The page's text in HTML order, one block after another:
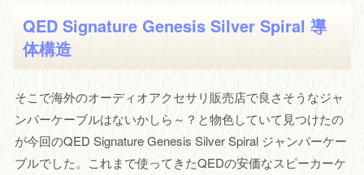
QED Signature Genesis Silver Spiral 導
体構造
そこで海外のオーディオアクセサリ販売店で良さそうなジャ
ンパーケーブルはないかしら～？と物色していて見つけたの
が今回のQED Signature Genesis Silver Spiral ジャンパーケー
ブルでした。これまで使ってきたQEDの安価なスピーカーケ